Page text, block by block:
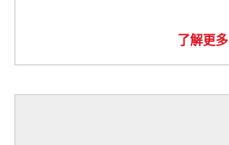
了解更多